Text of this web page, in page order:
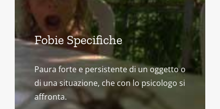
Fobie Specifiche
Paura forte e persistente di un oggetto o
di una situazione, che con lo psicologo si
affronta.